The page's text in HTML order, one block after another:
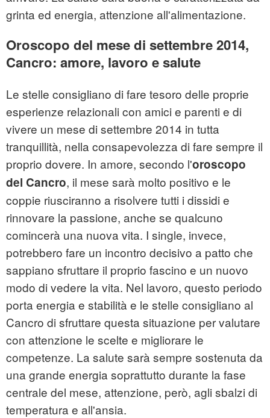
grinta ed energia, attenzione all'alimentazione.
Oroscopo del mese di settembre 2014,
Cancro: amore, lavoro e salute
Le stelle consigliano di fare tesoro delle proprie
esperienze relazionali con amici e parenti e di
vivere un mese di settembre 2014 in tutta
tranquillità, nella consapevolezza di fare sempre il
proprio dovere. In amore, secondo l'oroscopo
del Cancro, il mese sarà molto positivo e le
coppie riusciranno a risolvere tutti i dissidi e
rinnovare la passione, anche se qualcuno
comincerà una nuova vita. I single, invece,
potrebbero fare un incontro decisivo a patto che
sappiano sfruttare il proprio fascino e un nuovo
modo di vedere la vita. Nel lavoro, questo periodo
porta energia e stabilità e le stelle consigliano al
Cancro di sfruttare questa situazione per valutare
con attenzione le scelte e migliorare le
competenze. La salute sarà sempre sostenuta da
una grande energia soprattutto durante la fase
centrale del mese, attenzione, però, agli sbalzi di
temperatura e all'ansia.